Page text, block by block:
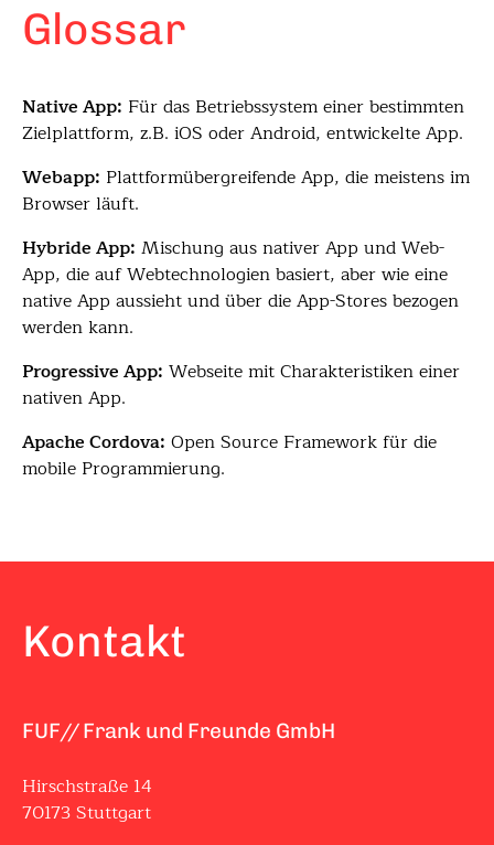
Glossar
Native App: Für das Betriebssystem einer bestimmten
Zielplattform, z.B. iOS oder Android, entwickelte App.
Webapp: Plattformübergreifende App, die meistens im
Browser läuft.
Hybride App: Mischung aus nativer App und Web-
App, die auf Webtechnologien basiert, aber wie eine
native App aussieht und über die App-Stores bezogen
werden kann.
Progressive App: Webseite mit Charakteristiken einer
nativen App.
Apache Cordova: Open Source Framework für die
mobile Programmierung.
Kontakt
FUF// Frank und Freunde GmbH
Hirschstraße 14
70173 Stuttgart